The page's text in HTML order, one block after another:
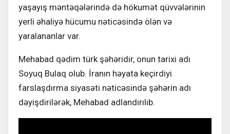
yaşayış məntəqələrində də hökumət qüvvələrinin
yerli əhaliyə hücumu nəticəsində ölən və
yaralananlar var.
Mehabad qədim türk şəhəridir, onun tarixi adı
Soyuq Bulaq olub. İranın həyata keçirdiyi
farslaşdırma siyasəti nəticəsində şəhərin adı
dəyişdirilərək, Mehabad adlandırılıb.